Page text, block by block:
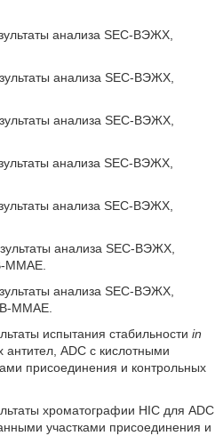
анализа SEC-ВЭЖХ,
анализа SEC-ВЭЖХ,
анализа SEC-ВЭЖХ,
анализа SEC-ВЭЖХ,
анализа SEC-ВЭЖХ,
анализа SEC-ВЭЖХ,
анализа SEC-ВЭЖХ,
MMAE.
испытания стабильности in
ADC с кислотными
присоединения и контрольных
хроматографии HIC для ADC
участками присоединения и